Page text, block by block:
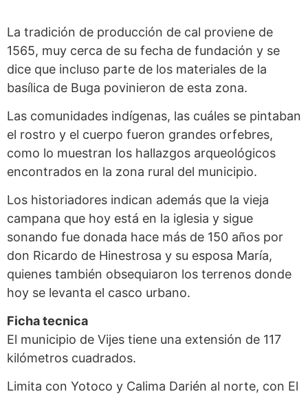
La tradición de producción de cal proviene de
1565, muy cerca de su fecha de fundación y se
dice que incluso parte de los materiales de la
basílica de Buga povinieron de esta zona.
Las comunidades indígenas, las cuáles se pintaban
el rostro y el cuerpo fueron grandes orfebres,
como lo muestran los hallazgos arqueológicos
encontrados en la zona rural del municipio.
Los historiadores indican además que la vieja
campana que hoy está en la iglesia y sigue
sonando fue donada hace más de 150 años por
don Ricardo de Hinestrosa y su esposa María,
quienes también obsequiaron los terrenos donde
hoy se levanta el casco urbano.
Ficha tecnica
El municipio de Vijes tiene una extensión de 117
kilómetros cuadrados.
Limita con Yotoco y Calima Darién al norte, con El